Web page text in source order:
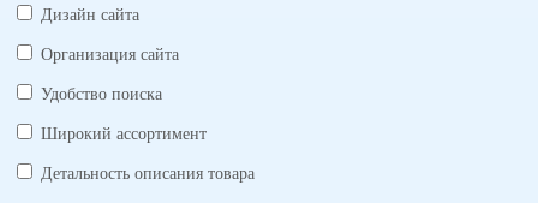
Дизайн сайта
Организация сайта
Удобство поиска
Широкий ассортимент
Детальность описания товара